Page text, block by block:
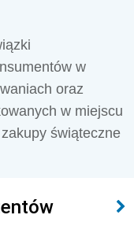
w
oraz
w miejscu
świąteczne